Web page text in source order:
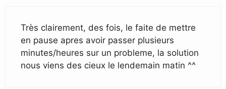
Très clairement, des fois, le faite de mettre
en pause apres avoir passer plusieurs
minutes/heures sur un probleme, la solution
nous viens des cieux le lendemain matin ^^